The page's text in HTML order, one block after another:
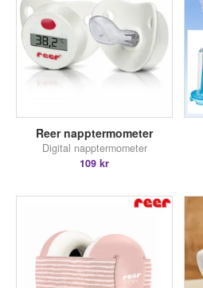
Reer napptermometer
Digital napptermometer
109 kr